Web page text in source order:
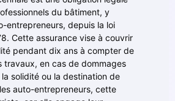
du bâtiment, y
entrepreneurs, depuis la loi
Cette assurance vise à couvrir
pendant dix ans à compter de
travaux, en cas de dommages
solidité ou la destination de
les auto-entrepreneurs, cette